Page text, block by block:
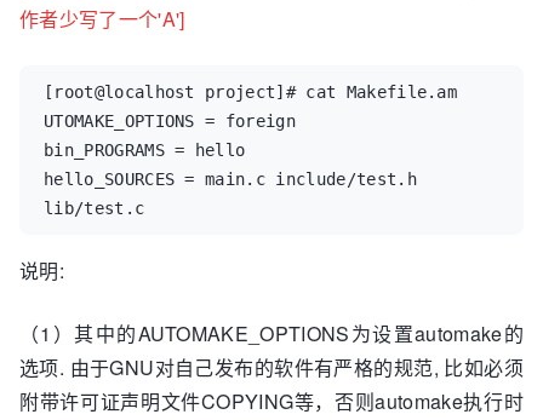
作者少写了一个'A']
[root@localhost project]# cat Makefile.am
UTOMAKE_OPTIONS = foreign
bin_PROGRAMS = hello
hello_SOURCES = main.c include/test.h
lib/test.c
说明:
（1）其中的AUTOMAKE_OPTIONS为设置automake的
选项. 由于GNU对自己发布的软件有严格的规范, 比如必须
附带许可证声明文件COPYING等，否则automake执行时